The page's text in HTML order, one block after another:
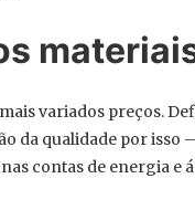
variados preços.
da qualidade por isso
contas de energia e